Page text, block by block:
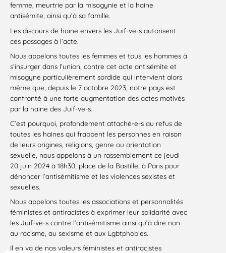
femme, meurtrie par la misogynie et la haine
antisémite, ainsi qu’à sa famille.
Les discours de haine envers les Juif-ve-s autorisent
ces passages à l’acte.
Nous appelons toutes les femmes et tous les hommes à
s’insurger dans l’union, contre cet acte antisémite et
misogyne particulièrement sordide qui intervient alors
même que, depuis le 7 octobre 2023, notre pays est
confronté à une forte augmentation des actes motivés
par la haine des Juif-ve-s.
C’est pourquoi, profondement attaché-e-s au refus de
toutes les haines qui frappent les personnes en raison
de leurs origines, religions, genre ou orientation
sexuelle, nous appelons à un rassemblement ce jeudi
20 juin 2024 à 18h30, place de la Bastille, à Paris pour
dénoncer l’antisémitisme et les violences sexistes et
sexuelles.
Nous appelons toutes les associations et personnalités
féministes et antiracistes à exprimer leur solidarité avec
les Juif-ve-s contre l’antisémitisme ainsi qu’à dire non
au racisme, au sexisme et aux Lgbtphobies.
Il en va de nos valeurs féministes et antiracistes